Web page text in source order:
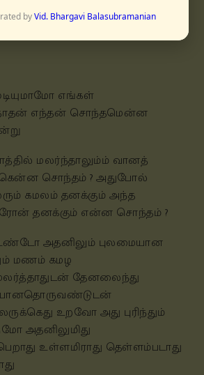
எங்கள்
நாதன் எந்தன் சொந்தமென்ன
மலர்ந்தாலும்ம் வானத்
சொந்தம் ? அதுபோல்
கமலம் தனக்கும் அந்த
தனக்கும் என்ன சொந்தம் ?
உண்டோ அதனிலும் புலமையான
மணம் கமழ
தேனலைந்து
உறவோ அது புரிந்தும்
அதனிலுமிது
உள்ளமிராது தெள்ளம்படாது
byVid. Bhargavi Balasubramanian